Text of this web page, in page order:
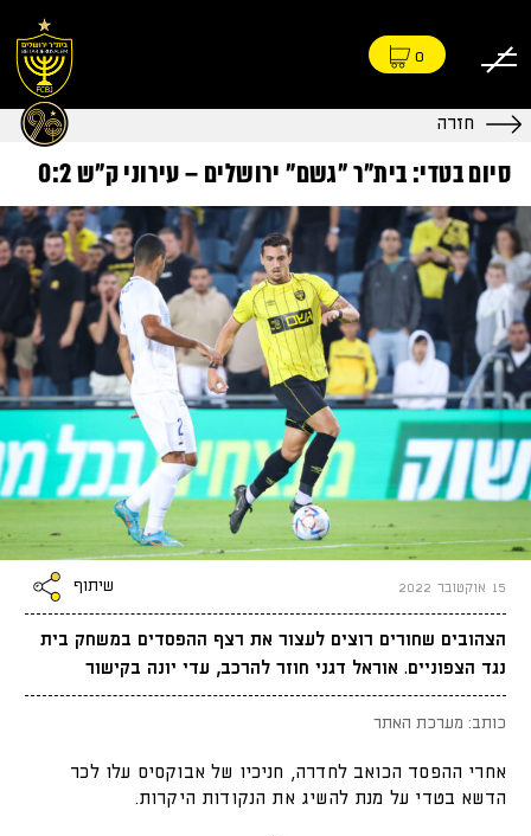
0
חזרה
סיום בטדי: בית״ר ״גשם״ ירושלים – עירוני ק״ש 0:2
15 אוקטובר 2022 שיתוף
הצהובים שחורים רוצים לעצור את רצף ההפסדים במשחק בית
נגד הצפוניים. אוראל דגני חוזר להרכב, עדי יונה בקישור
כותב: מערכת האתר
אחרי ההפסד הכואב לחדרה, חניכיו של אבוקסיס עלו לכר
הדשא בטדי על מנת להשיג את הנקודות היקרות.